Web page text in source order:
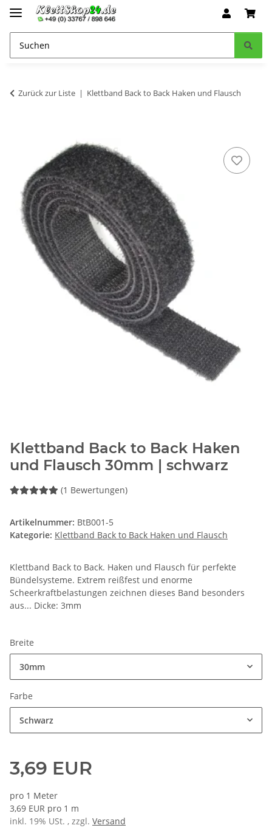
Zurück zur Liste Klettband Back to Back Haken und Flausch
Klettband Back to Back Haken
und Flausch 30mm | schwarz
(1 Bewertungen)
Artikelnummer: BtB001-5
Kategorie: Klettband Back to Back Haken und Flausch
Klettband Back to Back. Haken und Flausch für perfekte
Bündelsysteme. Extrem reißfest und enorme
Scheerkraftbelastungen zeichnen dieses Band besonders
aus... Dicke: 3mm
Breite
30mm
Farbe
Schwarz
3,69 EUR
pro 1 Meter
3,69 EUR pro 1 m
inkl. 19% USt. , zzgl. Versand